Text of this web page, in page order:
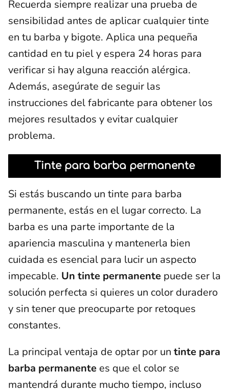
Recuerda siempre realizar una prueba de
sensibilidad antes de aplicar cualquier tinte
en tu barba y bigote. Aplica una pequeña
cantidad en tu piel y espera 24 horas para
verificar si hay alguna reacción alérgica.
Además, asegúrate de seguir las
instrucciones del fabricante para obtener los
mejores resultados y evitar cualquier
problema.
Tinte para barba permanente
Si estás buscando un tinte para barba
permanente, estás en el lugar correcto. La
barba es una parte importante de la
apariencia masculina y mantenerla bien
cuidada es esencial para lucir un aspecto
impecable. Un tinte permanente puede ser la
solución perfecta si quieres un color duradero
y sin tener que preocuparte por retoques
constantes.
La principal ventaja de optar por un tinte para
barba permanente es que el color se
mantendrá durante mucho tiempo, incluso